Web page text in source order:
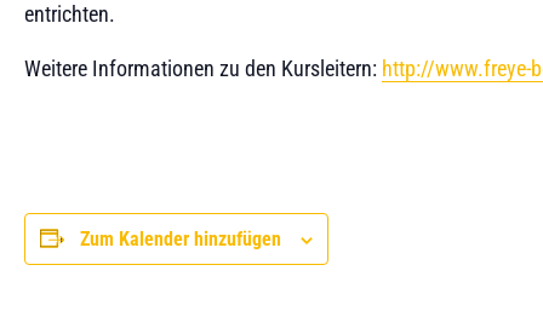
entrichten.
Weitere Informationen zu den Kursleitern: http://www.freye-
Zum Kalender hinzufügen